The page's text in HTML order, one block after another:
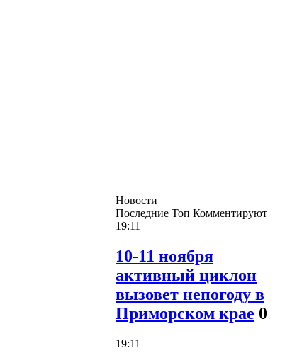
Новости
Последние Топ Комментируют
19:11
10-11 ноября
активный циклон
вызовет непогоду в
Приморском крае 0
19:11